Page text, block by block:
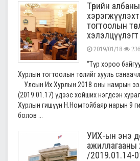
Төрийн
тогтоолын
2019/01/18
“Түр хороо
Хурлын тогтоолын төслийг хууль
Улсын Их Хурлын 2018 оны намрын
(2019.01.17) үдээс хойших нэгдсэн
Хурлын гишүүн Н.Номтойбаяр нарын 9
болов ...
УИХ-ын энэ
ажиллагааны
/2019.01.14-